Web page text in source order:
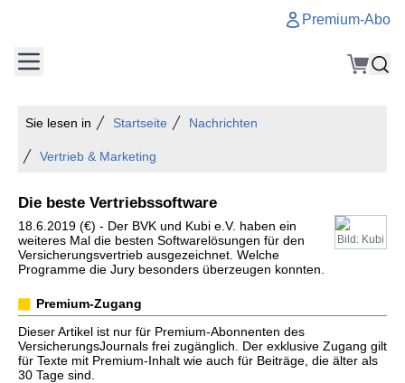
Premium-Abo
Sie lesen in Startseite Nachrichten
Vertrieb & Marketing
Die beste Vertriebssoftware
Bild: Kubi
18.6.2019 (€) - Der BVK und Kubi e.V. haben ein
weiteres Mal die besten Softwarelösungen für den
Versicherungsvertrieb ausgezeichnet. Welche
Programme die Jury besonders überzeugen konnten.
Premium-Zugang
Dieser Artikel ist nur für Premium-Abonnenten des
VersicherungsJournals frei zugänglich. Der exklusive Zugang gilt
für Texte mit Premium-Inhalt wie auch für Beiträge, die älter als
30 Tage sind.